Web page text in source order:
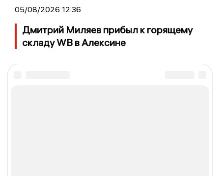
05/08/2026 12:36
Дмитрий Миляев прибыл к горящему
складу WB в Алексине